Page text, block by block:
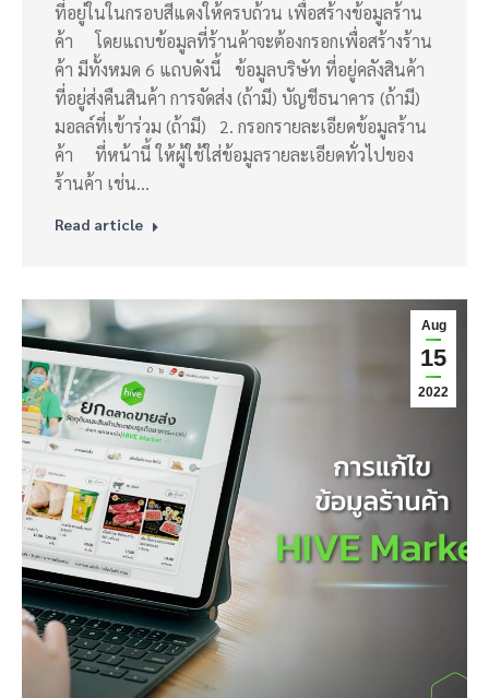
ที่อยู่ในในกรอบสีแดงให้ครบถ้วน เพื่อสร้างข้อมูลร้าน
ค้า โดยแถบข้อมูลที่ร้านค้าจะต้องกรอกเพื่อสร้างร้าน
ค้า มีทั้งหมด 6 แถบดังนี้ ข้อมูลบริษัท ที่อยู่คลังสินค้า
ที่อยู่ส่งคืนสินค้า การจัดส่ง (ถ้ามี) บัญชีธนาคาร (ถ้ามี)
มอลล์ที่เข้าร่วม (ถ้ามี) 2. กรอกรายละเอียดข้อมูลร้าน
ค้า ที่หน้านี้ ให้ผู้ใช้ใส่ข้อมูลรายละเอียดทั่วไปของ
ร้านค้า เช่น…
Read article
Aug
15
2022